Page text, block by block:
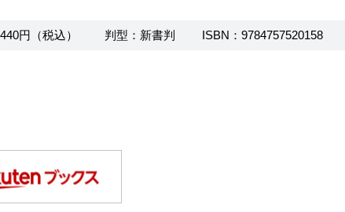
440円（税込） 判型：新書判 ISBN：9784757520158